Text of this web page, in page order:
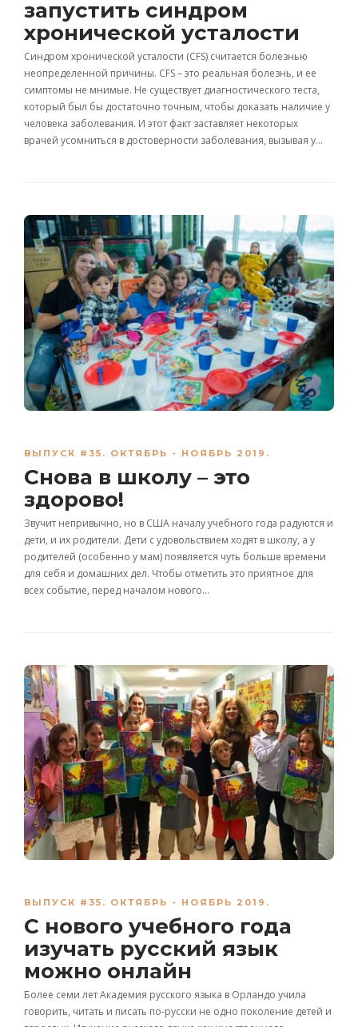
запустить синдром
хронической усталости
Синдром хронической усталости (CFS) считается болезнью
неопределенной причины. CFS – это реальная болезнь, и ее
симптомы не мнимые. Не существует диагностического теста,
который был бы достаточно точным, чтобы доказать наличие у
человека заболевания. И этот факт заставляет некоторых
врачей усомниться в достоверности заболевания, вызывая у…
ВЫПУСК #35. ОКТЯБРЬ - НОЯБРЬ 2019.
Снова в школу – это
здорово!
Звучит непривычно, но в США началу учебного года радуются и
дети, и их родители. Дети с удовольствием ходят в школу, а у
родителей (особенно у мам) появляется чуть больше времени
для себя и домашних дел. Чтобы отметить это приятное для
всех событие, перед началом нового…
ВЫПУСК #35. ОКТЯБРЬ - НОЯБРЬ 2019.
С нового учебного года
изучать русский язык
можно онлайн
Более семи лет Академия русского языка в Орландо учила
говорить, читать и писать по-русски не одно поколение детей и